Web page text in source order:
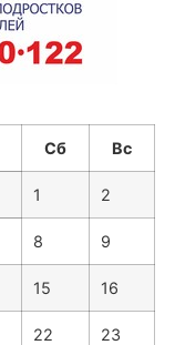
Сб Вс
1 2
8 9
15 16
22 23